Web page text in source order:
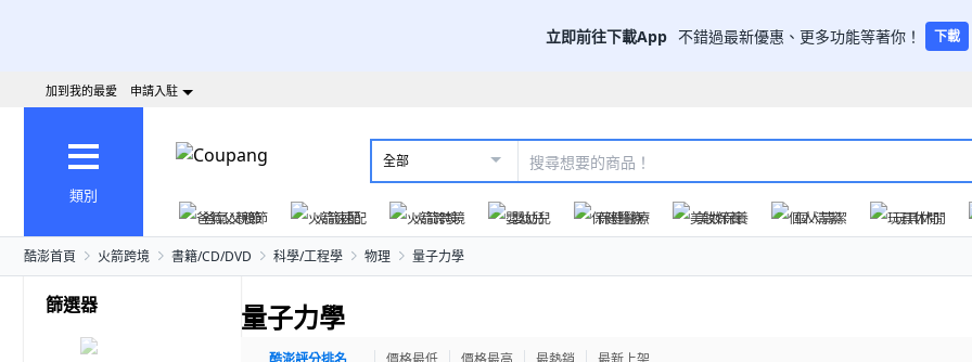
立即前往下載App 不錯過最新優惠、更多功能等著你！ 下載
加到我的最愛 申請入駐
類別
全部
爸氣父親節 火箭速配 火箭跨境 嬰幼兒 保健醫療 美妝保養 個人清潔 玩具休閒
酷澎首頁 火箭跨境 書籍/CD/DVD 科學/工程學 物理 量子力學
篩選器 量子力學